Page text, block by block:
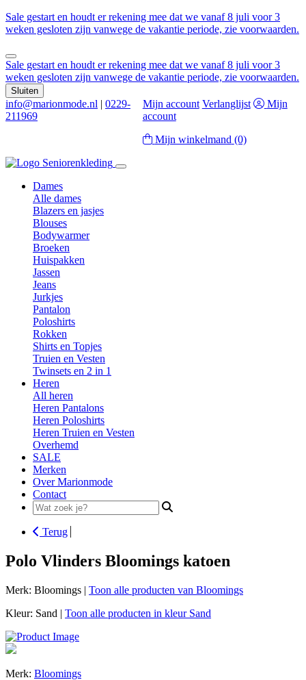
Sale gestart en houdt er rekening mee dat we vanaf 8 juli voor 3
weken gesloten zijn vanwege de vakantie periode, zie voorwaarden.
Sale gestart en houdt er rekening mee dat we vanaf 8 juli voor 3
weken gesloten zijn vanwege de vakantie periode, zie voorwaarden.
Sluiten
info@marionmode.nl | 0229-
211969
Mijn account Verlanglijst
Mijn
account
Mijn winkelmand (0)
Dames
Alle dames
Blazers en jasjes
Blouses
Bodywarmer
Broeken
Huispakken
Jassen
Jeans
Jurkjes
Pantalon
Poloshirts
Rokken
Shirts en Topjes
Truien en Vesten
Twinsets en 2 in 1
Heren
All heren
Heren Pantalons
Heren Poloshirts
Heren Truien en Vesten
Overhemd
SALE
Merken
Over Marionmode
Contact
Search
for:
Terug
Polo Vlinders Bloomings katoen
Merk: Bloomings | Toon alle producten van Bloomings
Kleur: Sand | Toon alle producten in kleur Sand
Merk: Bloomings